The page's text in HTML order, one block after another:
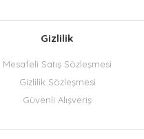
Gizlilik
Mesafeli Satış Sözleşmesi
Gizlilik Sözleşmesi
Güvenli Alışveriş